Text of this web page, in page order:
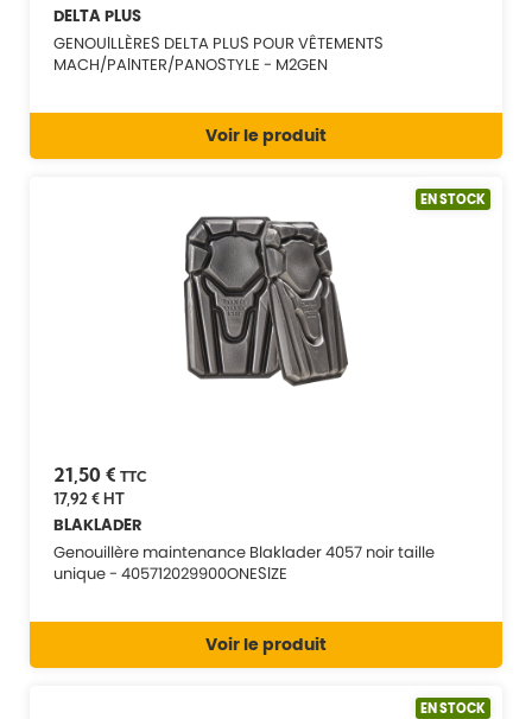
DELTA PLUS
GENOUILLÈRES DELTA PLUS POUR VÊTEMENTS
MACH/PAINTER/PANOSTYLE - M2GEN
Voir le produit
EN STOCK
21,50 € TTC
17,92 €HT
BLAKLADER
Genouillère maintenance Blaklader 4057 noir taille
unique - 405712029900ONESIZE
Voir le produit
EN STOCK